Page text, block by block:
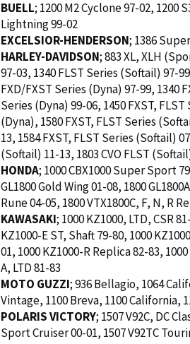
BUELL; 1200 M2 Cyclone 97-02, 1200
Lightning 99-02
EXCELSIOR-HENDERSON; 1386
HARLEY-DAVIDSON; 883 XL, XLH
97-03, 1340 FLST Series (Softail) 97-
FXD/FXST Series (Dyna) 97-99, 1340
Series (Dyna) 99-06, 1450 FXST,
(Dyna), 1580 FXST, FLST Series
13, 1584 FXST, FLST Series (Softail)
(Softail) 11-13, 1803 CVO FLST
HONDA; 1000 CBX1000 Super Sport
GL1800 Gold Wing 01-08, 1800
Rune 04-05, 1800 VTX1800C, F, N, R
KAWASAKI; 1000 KZ1000, LTD, CSR
KZ1000-E ST, Shaft 79-80, 1000
01, 1000 KZ1000-R Replica 82-83,
A, LTD 81-83
MOTO GUZZI; 936 Bellagio, 1064
Vintage, 1100 Breva, 1100 California,
POLARIS VICTORY; 1507 V92C, DC
Sport Cruiser 00-01, 1507 V92TC